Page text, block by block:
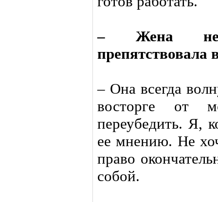
– Жена не
– Она всегда
восторге от
переубедить. Я,
ее мнению. Не
право
собой.